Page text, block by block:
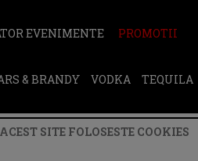
EVENIMENTE PROMOTII
& BRANDY VODKA TEQUILA
ACEST SITE FOLOSESTE COOKIES